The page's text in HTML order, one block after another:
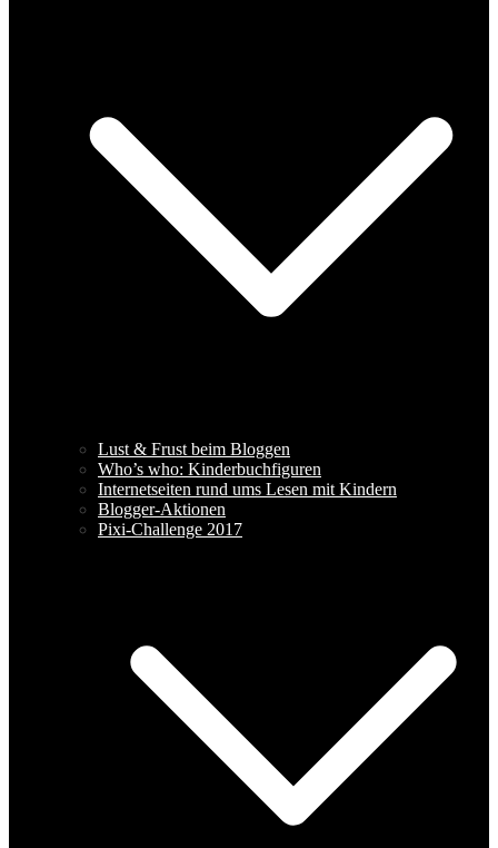
Lust & Frust beim Bloggen
Who’s who: Kinderbuchfiguren
Internetseiten rund ums Lesen mit Kindern
Blogger-Aktionen
Pixi-Challenge 2017